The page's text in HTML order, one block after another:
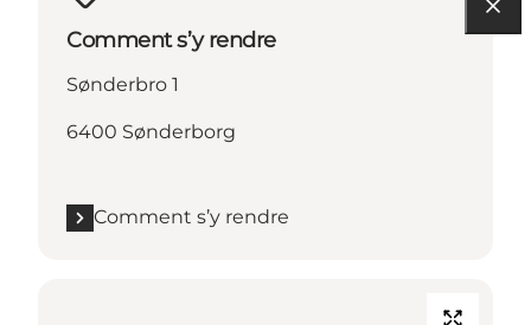
Comment s’y rendre
Sønderbro 1
6400 Sønderborg
Comment s’y rendre